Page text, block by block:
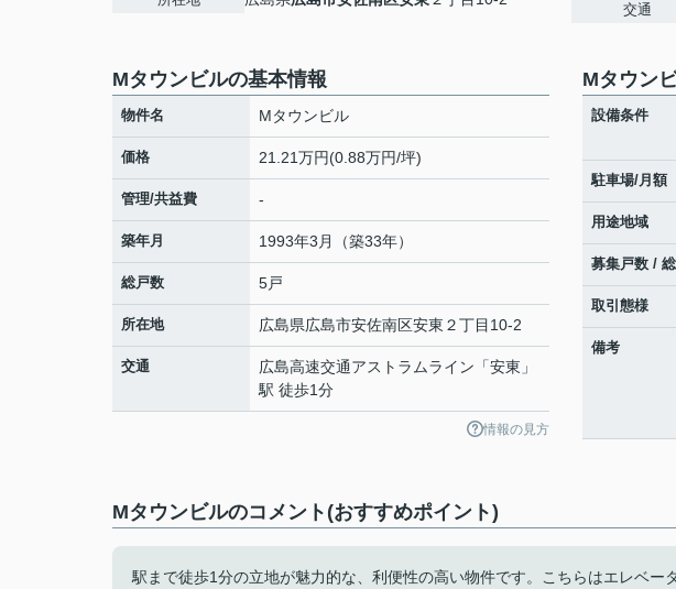
交通
Mタウンビルの基本情報
物件名 Mタウンビル
価格 21.21万円(0.88万円/坪)
管理/共益費 -
築年月 1993年3月（築33年）
総戸数 5戸
所在地 広島県広島市安佐南区安東 ２丁目10-2
交通 広島高速交通アストラムライン 「安東 」
駅 徒歩1分
情報の見方
Mタウン
設備条件
駐車場/月額
用途地域
募集戸数 /
取引態様
備考
Mタウンビルのコメント(おすすめポイント)
駅まで徒歩1分の立地が魅力的な、利便性の高い物件です。こちらはエレベー